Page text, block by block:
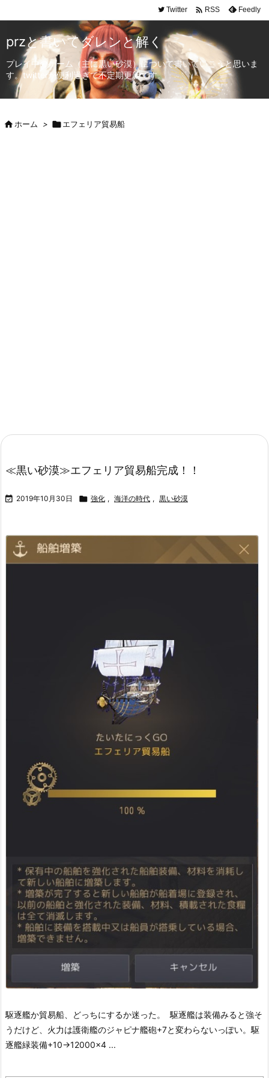
Twitter  RSS Feedly
przと書いてダレンと解く
プレイ中のゲーム（主に黒い砂漠）について書いていこうと思いま
す。twitterが便利過ぎて不定期更新です。
ホーム > エフェリア貿易船
≪黒い砂漠≫エフェリア貿易船完成！！
 2019年10月30日  強化 , 海洋の時代 , 黒い砂漠
駆逐艦か貿易船、どっちにするか迷った。
駆逐艦は装備みると強そ
うだけど、火力は護衛艦のジャピナ艦砲+7と変わらないっぽい。 駆
逐艦緑装備+10→12000×4 ...